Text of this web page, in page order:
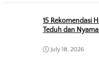
15 Rekomendasi
Teduh dan
July 18, 2026